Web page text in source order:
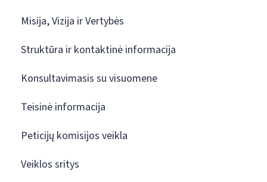
Misija, Vizija ir Vertybės
Struktūra ir kontaktinė informacija
Konsultavimasis su visuomene
Teisinė informacija
Peticijų komisijos veikla
Veiklos sritys